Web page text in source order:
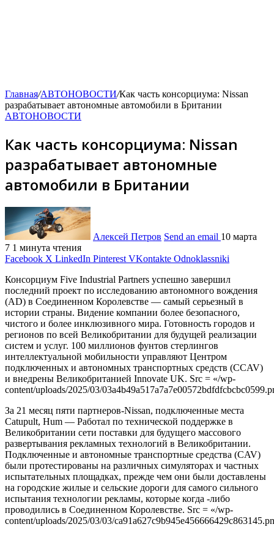
Главная/АВТОНОВОСТИ/Как часть консорциума: Nissan
разрабатывает автономные автомобили в Британии
АВТОНОВОСТИ
Как часть консорциума: Nissan
разрабатывает автономные
автомобили в Британии
Алексей Петров Send an email 10 марта
7 1 минута чтения
Facebook X LinkedIn Pinterest VKontakte Odnoklassniki
Консорциум Five Industrial Partners успешно завершил
последний проект по исследованию автономного вождения
(AD) в Соединенном Королевстве — самый серьезный в
истории страны. Видение компании более безопасного,
чистого и более инклюзивного мира. Готовность городов и
регионов по всей Великобритании для будущей реализации
систем и услуг. 100 миллионов фунтов стерлингов
интеллектуальной мобильности управляют Центром
подключенных и автономных транспортных средств (CCAV)
и внедрены Великобританией Innovate UK. Src = «/wp-
content/uploads/2025/03/
За 21 месяц пяти партнеров-Nissan, подключенные места
Catupult, Hum — Работал по технической поддержке в
Великобритании сети поставки для будущего массового
развертывания рекламных технологий в Великобритании.
Подключенные и автономные транспортные средства (CAV)
были протестированы на различных симуляторах и частных
испытательных площадках, прежде чем они были доставлены
на городские жилые и сельские дороги для самого сильного
испытания технологии рекламы, которые когда -либо
проводились в Соединенном Королевстве. Src = «/wp-
content/uploads/2025/03/03/